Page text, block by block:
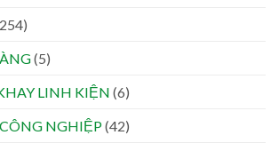
(5)
LINH KIỆN (6)
NGHIỆP(42)